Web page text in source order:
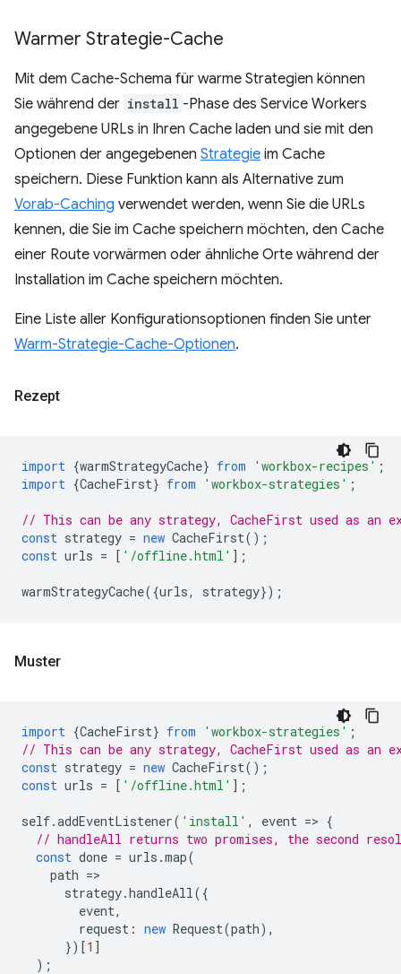
Warmer Strategie-Cache
Mit dem Cache-Schema für warme Strategien können
Sie während der install -Phase des Service Workers
angegebene URLs in Ihren Cache laden und sie mit den
Optionen der angegebenen Strategie im Cache
speichern. Diese Funktion kann als Alternative zum
Vorab-Caching verwendet werden, wenn Sie die URLs
kennen, die Sie im Cache speichern möchten, den Cache
einer Route vorwärmen oder ähnliche Orte während der
Installation im Cache speichern möchten.
Eine Liste aller Konfigurationsoptionen finden Sie unter
Warm-Strategie-Cache-Optionen.
Rezept
import {warmStrategyCache} from 'workbox-recipes' ;
import {CacheFirst} from 'workbox-strategies' ;
// This can be any strategy, CacheFirst used as an
const strategy = new CacheFirst();
const urls = [ '/offline.html' ];
warmStrategyCache({urls, strategy});
Muster
import {CacheFirst} from 'workbox-strategies' ;
// This can be any strategy, CacheFirst used as an
const strategy = new CacheFirst();
const urls = [ '/offline.html' ];
self.addEventListener( 'install' , event => {
// handleAll returns two promises, the second
const done = urls .map(
path =
strategy.handleAll({
event,
request : new Request(path),
})[1 ]
);